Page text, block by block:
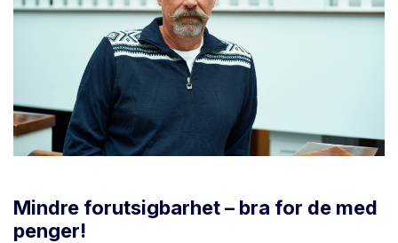
Mindre forutsigbarhet – bra for de med
penger!